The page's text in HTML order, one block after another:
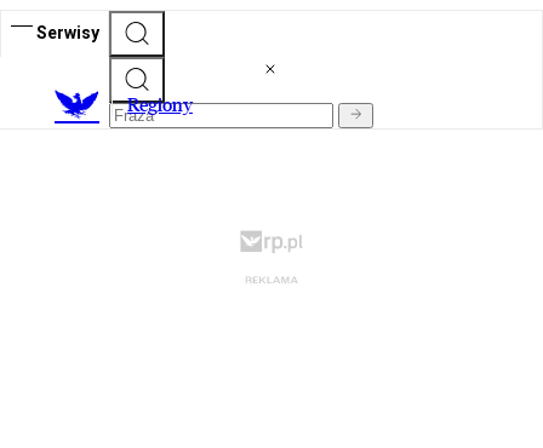
Serwisy
Regiony